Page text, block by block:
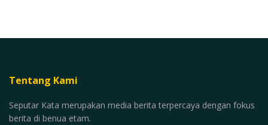
Tentang Kami
Seputar Kata merupakan media berita terpercaya dengan fokus
berita di benua etam.